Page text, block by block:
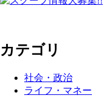
カテゴリ
社会・政治
ライフ・マネー